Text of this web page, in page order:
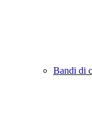
Bandi di